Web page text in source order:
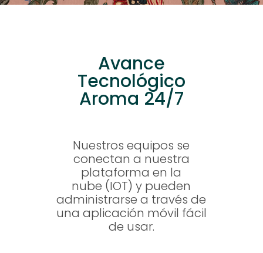
Avance
Tecnológico
Aroma 24/7
Nuestros equipos se
conectan a nuestra
plataforma en la
nube (IOT) y pueden
administrarse a través de
una aplicación móvil fácil
de usar.